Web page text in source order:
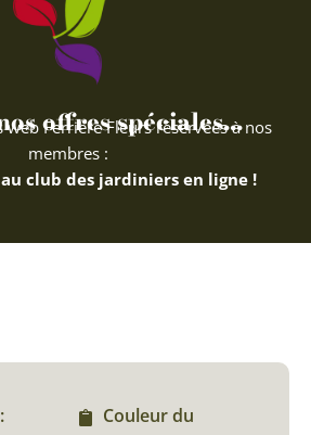
offres spéciales...
web Ferriere Fleurs réservées à nos
membres :
club des jardiniers en ligne !
Couleur du